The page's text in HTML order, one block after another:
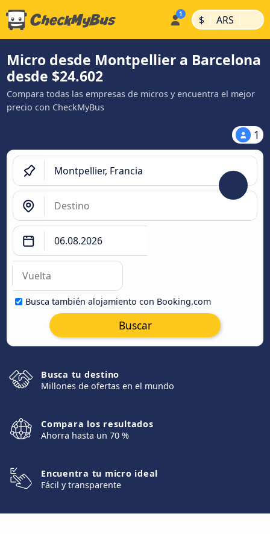
$ | ARS |
Micro desde Montpellier a Barcelona
desde $24.602
Compara todas las empresas de micros y encuentra el mejor
precio con CheckMyBus
1
Busca también alojamiento con Booking.com
Buscar
Busca tu destino
Millones de ofertas en el mundo
Compara los resultados
Ahorra hasta un 70 %
Encuentra tu micro ideal
Fácil y transparente